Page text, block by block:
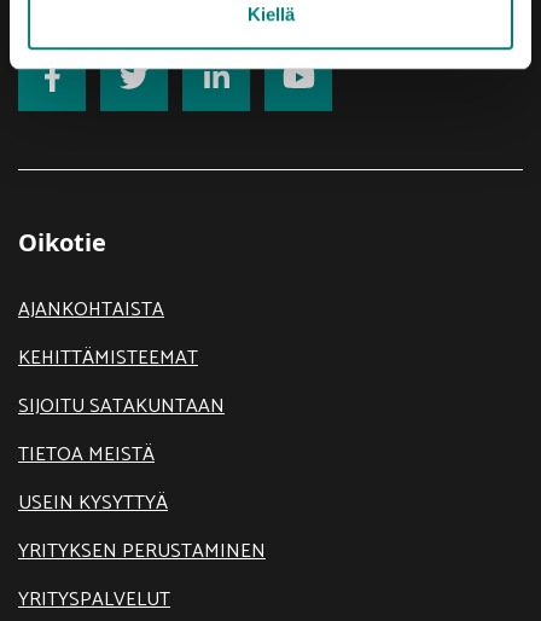
Kiellä
Oikotie
AJANKOHTAISTA
KEHITTÄMISTEEMAT
SIJOITU SATAKUNTAAN
TIETOA MEISTÄ
USEIN KYSYTTYÄ
YRITYKSEN PERUSTAMINEN
YRITYSPALVELUT